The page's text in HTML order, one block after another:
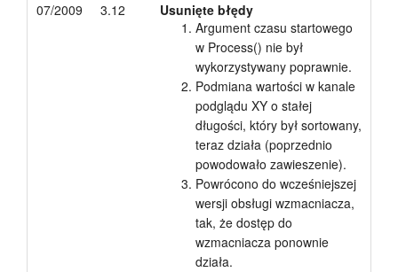
07/2009 3.12
Usunięte błędy
Argument czasu startowego
w Process() nie był
wykorzystywany poprawnie.
Podmiana wartości w kanale
podglądu XY o stałej
długości, który był sortowany,
teraz działa (poprzednio
powodowało zawieszenie).
Powrócono do wcześniejszej
wersji obsługi wzmacniacza,
tak, że dostęp do
wzmacniacza ponownie
działa.